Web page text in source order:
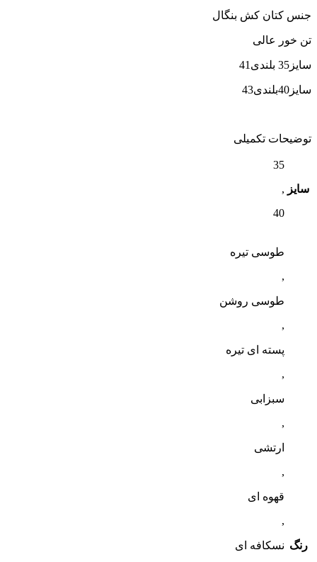
جنس کتان کش بنگال
تن خور عالی
سایز35 بلندی41
سایز40بلندی43
توضیحات تکمیلی
سایز
35
,
40
رنگ
طوسی تیره
,
طوسی روشن
,
پسته ای تیره
,
سبزابی
,
ارتشی
,
قهوه ای
,
نسکافه ای